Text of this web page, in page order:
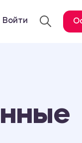
Войти